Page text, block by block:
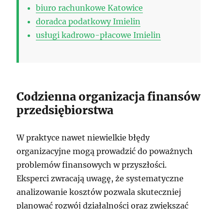
biuro rachunkowe Katowice
doradca podatkowy Imielin
usługi kadrowo-płacowe Imielin
Codzienna organizacja finansów
przedsiębiorstwa
W praktyce nawet niewielkie błędy
organizacyjne mogą prowadzić do poważnych
problemów finansowych w przyszłości.
Eksperci zwracają uwagę, że systematyczne
analizowanie kosztów pozwala skuteczniej
planować rozwój działalności oraz zwiększać